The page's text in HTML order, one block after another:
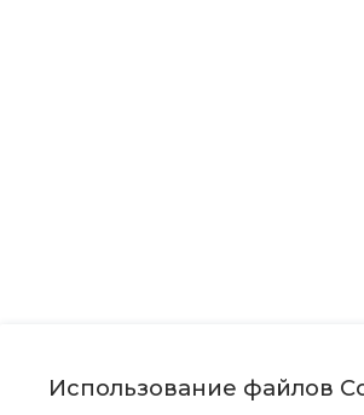
Использование файлов